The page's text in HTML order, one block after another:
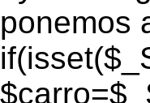
ponemos